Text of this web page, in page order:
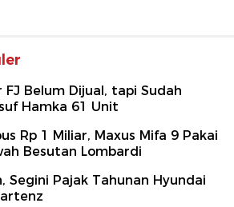
FJ Belum Dijual, tapi Sudah
Hamka 61 Unit
Rp 1 Miliar, Maxus Mifa 9 Pakai
Besutan Lombardi
Segini Pajak Tahunan Hyundai